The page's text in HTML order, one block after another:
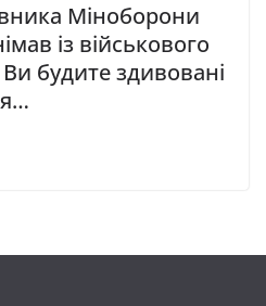
Міноборони
із військового
Ви будите здивовані